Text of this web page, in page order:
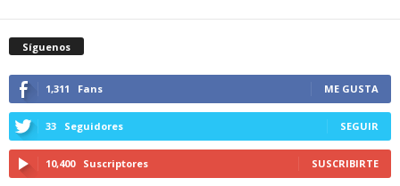
Síguenos
1,311 Fans ME GUSTA
33 Seguidores SEGUIR
10,400 Suscriptores SUSCRIBIRTE